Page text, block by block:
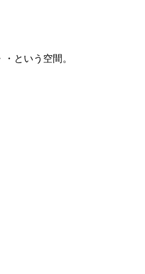
という空間。